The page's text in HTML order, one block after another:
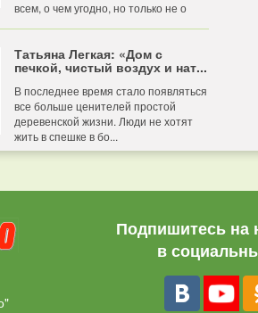
всем, о чем угодно, но только не о
Татьяна Легкая: «Дом с
печкой, чистый воздух и нат...
В последнее время стало появляться
все больше ценителей простой
деревенской жизни. Люди не хотят
жить в спешке в бо...
Подпишитесь на
в